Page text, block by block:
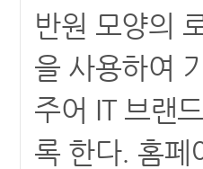
반원 모양의
을 사용하여
주어 IT 브랜
록 한다. 홈페